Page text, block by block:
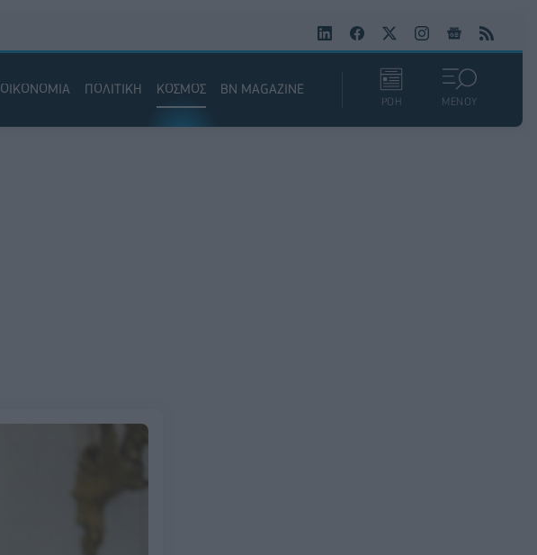
ΟΙΚΟΝΟΜΙΑ ΠΟΛΙΤΙΚΗ ΚΟΣΜΟΣ BN MAGAZINE
ΡΟΗ ΜΕΝΟΥ